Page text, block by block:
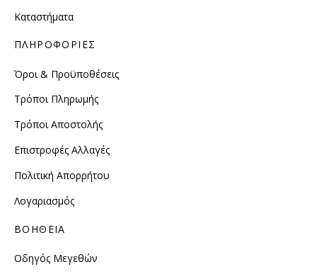
Καταστήματα
ΠΛΗΡΟΦΟΡΙΕΣ
Όροι & Προϋποθέσεις
Τρόποι Πληρωμής
Τρόποι Αποστολής
Επιστροφές Αλλαγές
Πολιτική Απορρήτου
Λογαριασμός
ΒΟΗΘΕΙΑ
Οδηγός Μεγεθών